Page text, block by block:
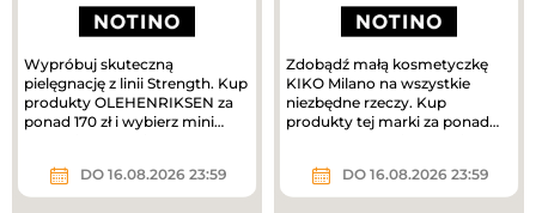
Wypróbuj skuteczną
pielęgnację z linii Strength. Kup
produkty OLEHENRIKSEN za
ponad 170 zł i wybierz mini
DO 16.08.2026 23:59
Zdobądź małą kosmetyczkę
KIKO Milano na wszystkie
niezbędne rzeczy. Kup
produkty tej marki za ponad
DO 16.08.2026 23:59